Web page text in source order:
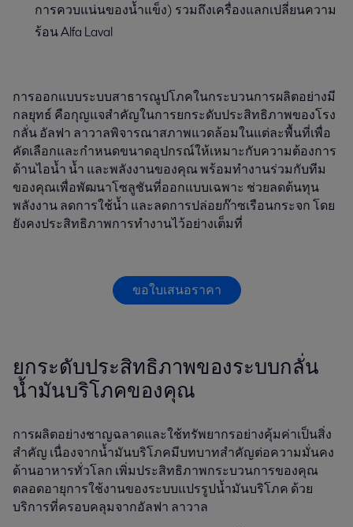
การควบแน่นของน้ำแข็ง) รวมถึงเครื่องแลกเปลี่ยนความ
ร้อน Alfa Laval
การออกแบบระบบสาธารณูปโภคในกระบวนการผลิตอย่างมี
กลยุทธ์ คือกุญแจสำคัญในการยกระดับประสิทธิภาพของโรง
กลั่น อัลฟา ลาวาลพิจารณาสภาพแวดล้อมในแต่ละพื้นที่เพื่อ
คัดเลือกและกำหนดขนาดอุปกรณ์ให้เหมาะกับความต้องการ
ด้านไอน้ำ น้ำ และพลังงานของคุณ พร้อมทำงานร่วมกับทีม
ของคุณเพื่อพัฒนาโซลูชันที่ออกแบบเฉพาะ ช่วยลดต้นทุน
พลังงาน ลดการใช้น้ำ และลดการปล่อยก๊าซเรือนกระจก โดย
ยังคงประสิทธิภาพการทำงานไว้อย่างเต็มที่
ขอใบเสนอราคา
ยกระดับประสิทธิภาพของระบบกลั่น
น้ำมันบริโภคของคุณ
การผลิตอย่างชาญฉลาดและใช้ทรัพยากรอย่างคุ้มค่าเป็นสิ่ง
สำคัญ เนื่องจากน้ำมันบริโภคมีบทบาทสำคัญต่อความมั่นคง
ด้านอาหารทั่วโลก เพิ่มประสิทธิภาพกระบวนการของคุณ
ตลอดอายุการใช้งานของระบบแปรรูปน้ำมันบริโภค ด้วย
บริการที่ครอบคลุมจากอัลฟา ลาวาล